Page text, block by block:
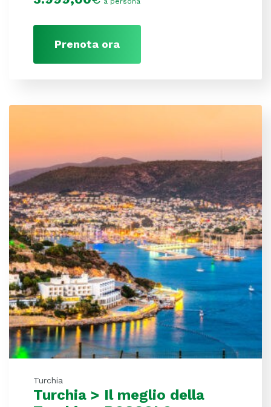
Prenota ora
Turchia
Turchia > Il meglio della